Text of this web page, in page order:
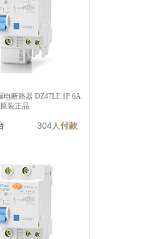
电断路器 DZ47LE 1P 6A
装正品
304人付款